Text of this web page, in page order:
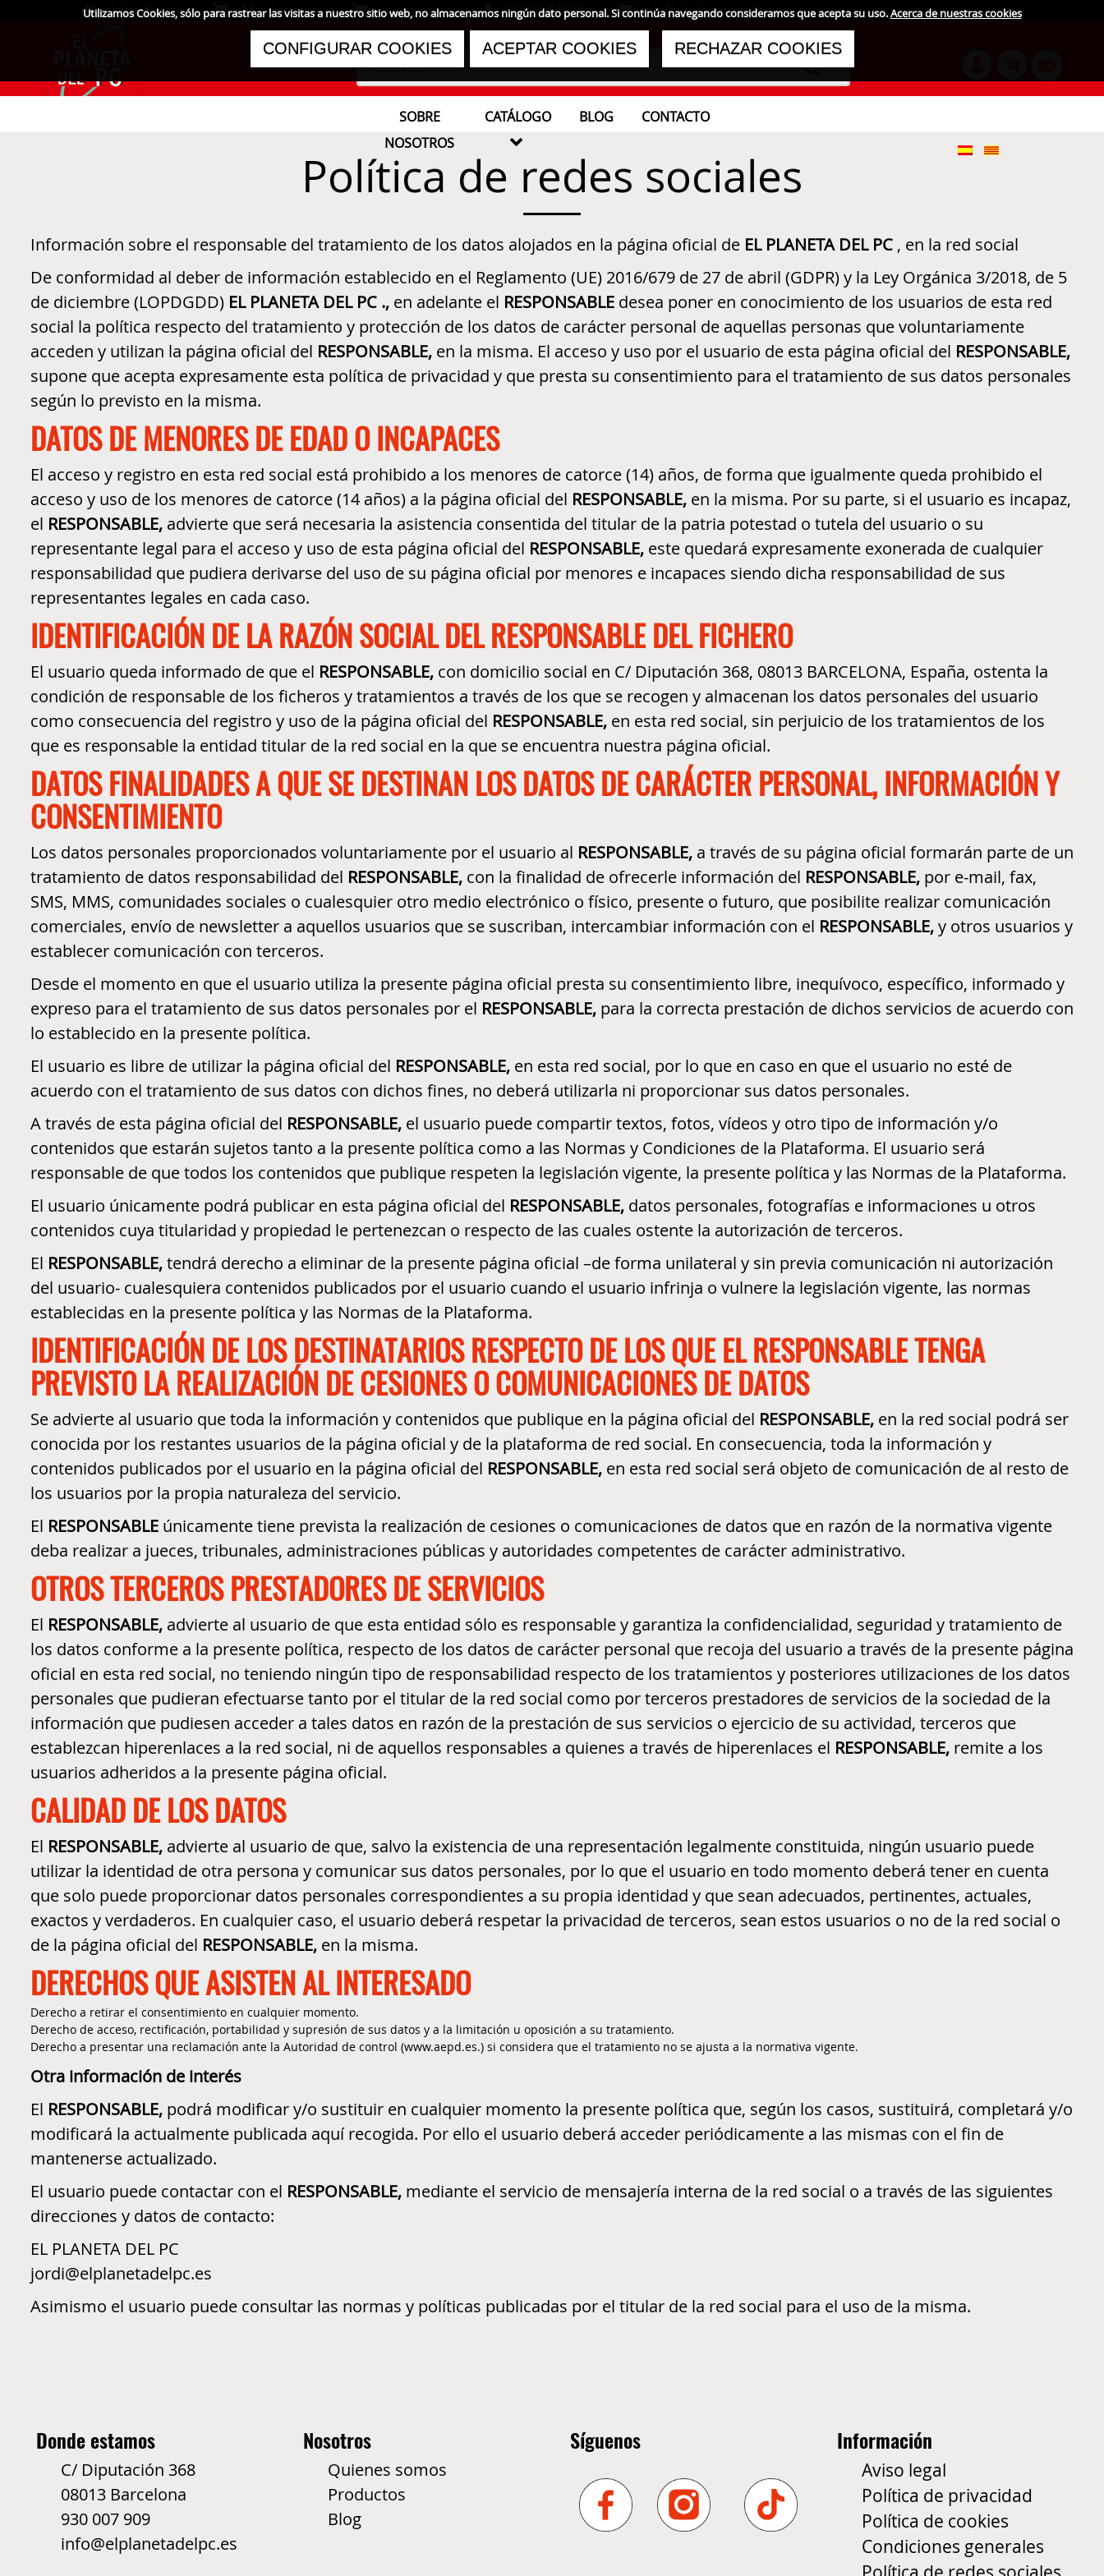
Utilizamos Cookies, sólo para rastrear las visitas a nuestro sitio web, no almacenamos ningún dato personal. Si continúa navegando consideramos que acepta su uso.Acerca de nuestras cookies
CONFIGURAR COOKIES ACEPTAR COOKIES RECHAZAR COOKIES
Identifícate Mis Pedidos Ir a la cesta 930 007 909 info@elplanetadelpc.es
SOBRE
NOSOTROS
CATÁLOGO

BLOG CONTACTO
Política de redes sociales
Información sobre el responsable del tratamiento de los datos alojados en la página oficial de EL PLANETA DEL PC , en la red social
De conformidad al deber de información establecido en el Reglamento (UE) 2016/679 de 27 de abril (GDPR) y la Ley Orgánica 3/2018, de 5
de diciembre (LOPDGDD) EL PLANETA DEL PC ., en adelante el RESPONSABLE desea poner en conocimiento de los usuarios de esta red
social la política respecto del tratamiento y protección de los datos de carácter personal de aquellas personas que voluntariamente
acceden y utilizan la página oficial del RESPONSABLE, en la misma. El acceso y uso por el usuario de esta página oficial del RESPONSABLE,
supone que acepta expresamente esta política de privacidad y que presta su consentimiento para el tratamiento de sus datos personales
según lo previsto en la misma.
DATOS DE MENORES DE EDAD O INCAPACES
El acceso y registro en esta red social está prohibido a los menores de catorce (14) años, de forma que igualmente queda prohibido el
acceso y uso de los menores de catorce (14 años) a la página oficial del RESPONSABLE, en la misma. Por su parte, si el usuario es incapaz,
el RESPONSABLE, advierte que será necesaria la asistencia consentida del titular de la patria potestad o tutela del usuario o su
representante legal para el acceso y uso de esta página oficial del RESPONSABLE, este quedará expresamente exonerada de cualquier
responsabilidad que pudiera derivarse del uso de su página oficial por menores e incapaces siendo dicha responsabilidad de sus
representantes legales en cada caso.
IDENTIFICACIÓN DE LA RAZÓN SOCIAL DEL RESPONSABLE DEL FICHERO
El usuario queda informado de que el RESPONSABLE, con domicilio social en C/ Diputación 368, 08013 BARCELONA, España, ostenta la
condición de responsable de los ficheros y tratamientos a través de los que se recogen y almacenan los datos personales del usuario
como consecuencia del registro y uso de la página oficial del RESPONSABLE, en esta red social, sin perjuicio de los tratamientos de los
que es responsable la entidad titular de la red social en la que se encuentra nuestra página oficial.
DATOS FINALIDADES A QUE SE DESTINAN LOS DATOS DE CARÁCTER PERSONAL, INFORMACIÓN Y
CONSENTIMIENTO
Los datos personales proporcionados voluntariamente por el usuario al RESPONSABLE, a través de su página oficial formarán parte de un
tratamiento de datos responsabilidad del RESPONSABLE, con la finalidad de ofrecerle información del RESPONSABLE, por e-mail, fax,
SMS, MMS, comunidades sociales o cualesquier otro medio electrónico o físico, presente o futuro, que posibilite realizar comunicación
comerciales, envío de newsletter a aquellos usuarios que se suscriban, intercambiar información con el RESPONSABLE,y otros usuarios y
establecer comunicación con terceros.
Desde el momento en que el usuario utiliza la presente página oficial presta su consentimiento libre, inequívoco, específico, informado y
expreso para el tratamiento de sus datos personales por el RESPONSABLE, para la correcta prestación de dichos servicios de acuerdo con
lo establecido en la presente política.
El usuario es libre de utilizar la página oficial del RESPONSABLE, en esta red social, por lo que en caso en que el usuario no esté de
acuerdo con el tratamiento de sus datos con dichos fines, no deberá utilizarla ni proporcionar sus datos personales.
A través de esta página oficial del RESPONSABLE, el usuario puede compartir textos, fotos, vídeos y otro tipo de información y/o
contenidos que estarán sujetos tanto a la presente política como a las Normas y Condiciones de la Plataforma. El usuario será
responsable de que todos los contenidos que publique respeten la legislación vigente, la presente política y las Normas de la Plataforma.
El usuario únicamente podrá publicar en esta página oficial del RESPONSABLE, datos personales, fotografías e informaciones u otros
contenidos cuya titularidad y propiedad le pertenezcan o respecto de las cuales ostente la autorización de terceros.
El RESPONSABLE,tendrá derecho a eliminar de la presente página oficial –de forma unilateral y sin previa comunicación ni autorización
del usuario- cualesquiera contenidos publicados por el usuario cuando el usuario infrinja o vulnere la legislación vigente, las normas
establecidas en la presente política y las Normas de la Plataforma.
IDENTIFICACIÓN DE LOS DESTINATARIOS RESPECTO DE LOS QUE EL RESPONSABLE TENGA
PREVISTO LA REALIZACIÓN DE CESIONES O COMUNICACIONES DE DATOS
Se advierte al usuario que toda la información y contenidos que publique en la página oficial del RESPONSABLE, en la red social podrá ser
conocida por los restantes usuarios de la página oficial y de la plataforma de red social. En consecuencia, toda la información y
contenidos publicados por el usuario en la página oficial del RESPONSABLE, en esta red social será objeto de comunicación de al resto de
los usuarios por la propia naturaleza del servicio.
El RESPONSABLE únicamente tiene prevista la realización de cesiones o comunicaciones de datos que en razón de la normativa vigente
deba realizar a jueces, tribunales, administraciones públicas y autoridades competentes de carácter administrativo.
OTROS TERCEROS PRESTADORES DE SERVICIOS
El RESPONSABLE, advierte al usuario de que esta entidad sólo es responsable y garantiza la confidencialidad, seguridad y tratamiento de
los datos conforme a la presente política, respecto de los datos de carácter personal que recoja del usuario a través de la presente página
oficial en esta red social, no teniendo ningún tipo de responsabilidad respecto de los tratamientos y posteriores utilizaciones de los datos
personales que pudieran efectuarse tanto por el titular de la red social como por terceros prestadores de servicios de la sociedad de la
información que pudiesen acceder a tales datos en razón de la prestación de sus servicios o ejercicio de su actividad, terceros que
establezcan hiperenlaces a la red social, ni de aquellos responsables a quienes a través de hiperenlaces el RESPONSABLE, remite a los
usuarios adheridos a la presente página oficial.
CALIDAD DE LOS DATOS
El RESPONSABLE, advierte al usuario de que, salvo la existencia de una representación legalmente constituida, ningún usuario puede
utilizar la identidad de otra persona y comunicar sus datos personales, por lo que el usuario en todo momento deberá tener en cuenta
que solo puede proporcionar datos personales correspondientes a su propia identidad y que sean adecuados, pertinentes, actuales,
exactos y verdaderos. En cualquier caso, el usuario deberá respetar la privacidad de terceros, sean estos usuarios o no de la red social o
de la página oficial del RESPONSABLE, en la misma.
DERECHOS QUE ASISTEN AL INTERESADO
Derecho a retirar el consentimiento en cualquier momento.
Derecho de acceso, rectificación, portabilidad y supresión de sus datos y a la limitación u oposición a su tratamiento.
Derecho a presentar una reclamación ante la Autoridad de control (www.aepd.es.) si considera que el tratamiento no se ajusta a la normativa vigente.
Otra información de interés
El RESPONSABLE, podrá modificar y/o sustituir en cualquier momento la presente política que, según los casos, sustituirá, completará y/o
modificará la actualmente publicada aquí recogida. Por ello el usuario deberá acceder periódicamente a las mismas con el fin de
mantenerse actualizado.
El usuario puede contactar con el RESPONSABLE, mediante el servicio de mensajería interna de la red social o a través de las siguientes
direcciones y datos de contacto:
EL PLANETA DEL PC
jordi@elplanetadelpc.es
Asimismo el usuario puede consultar las normas y políticas publicadas por el titular de la red social para el uso de la misma.
Donde estamos
C/ Diputación 368
08013 Barcelona
930 007 909
info@elplanetadelpc.es
Nosotros
Quienes somos
Productos
Blog
Síguenos Información
Aviso legal
Política de privacidad
Política de cookies
Condiciones generales